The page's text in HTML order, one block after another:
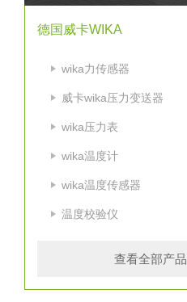
德国威卡WIKA
wika力传感器
威卡wika压力变送器
wika压力表
wika温度计
wika温度传感器
温度校验仪
查看全部产品